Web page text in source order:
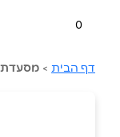
0
דף הבית > מסעדת